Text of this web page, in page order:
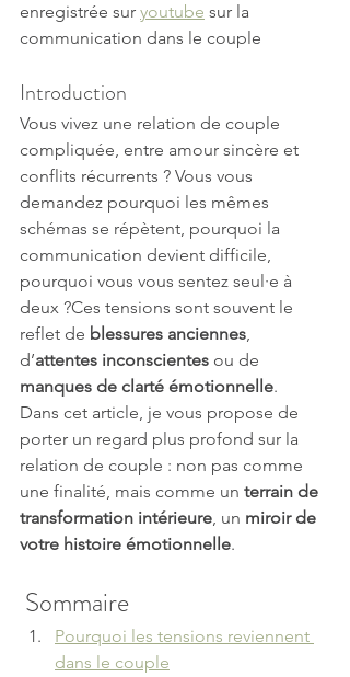
enregistrée sur youtube sur la
communication dans le couple
Introduction
Vous vivez une relation de couple
compliquée, entre amour sincère et
conflits récurrents ? Vous vous
demandez pourquoi les mêmes
schémas se répètent, pourquoi la
communication devient difficile,
pourquoi vous vous sentez seul·e à
deux ?Ces tensions sont souvent le
reflet de blessures anciennes,
d’attentes inconscientes ou de
manques de clarté émotionnelle.
Dans cet article, je vous propose de
porter un regard plus profond sur la
relation de couple : non pas comme
une finalité, mais comme un terrain de
transformation intérieure, un miroir de
votre histoire émotionnelle.
Sommaire
Pourquoi les tensions reviennent
dans le couple